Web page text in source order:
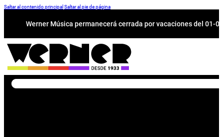
Saltar al contenido principal Saltar al pie de página
Werner Música permanecerá cerrada por vacaciones del 01-
Buscar